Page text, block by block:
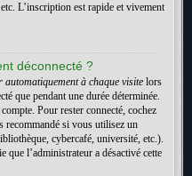
L’inscription est rapide et vivement
déconnecté ?
automatiquement à chaque visite lors
que pendant une durée déterminée.
Pour rester connecté, cochez
recommandé si vous utilisez un
cybercafé, université, etc.).
que l’administrateur a désactivé cette